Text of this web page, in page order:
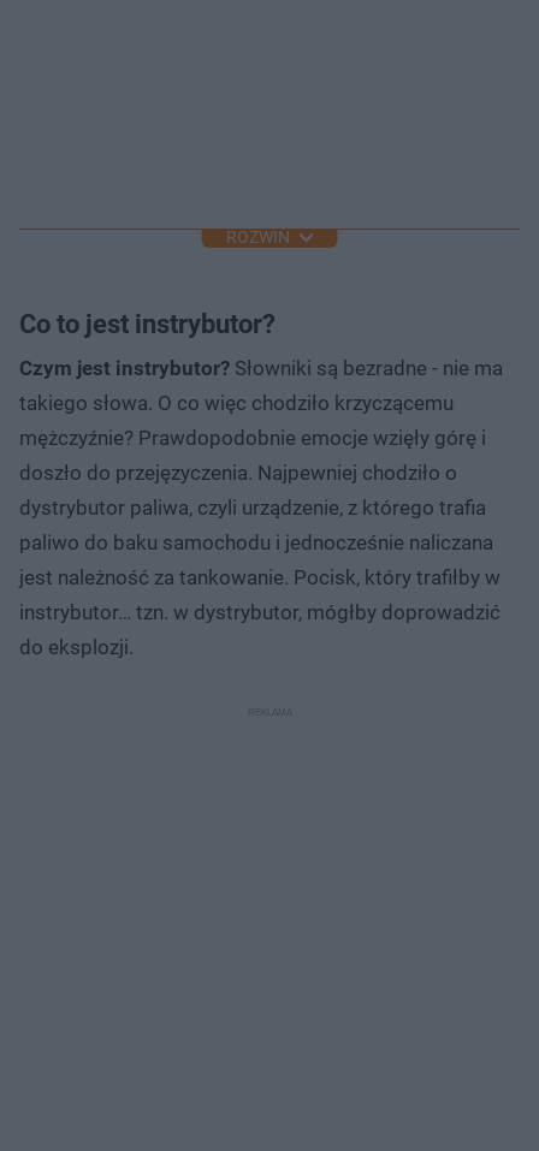
ROZWIŃ
Co to jest instrybutor?
Czym jest instrybutor? Słowniki są bezradne - nie ma
takiego słowa. O co więc chodziło krzyczącemu
mężczyźnie? Prawdopodobnie emocje wzięły górę i
doszło do przejęzyczenia. Najpewniej chodziło o
dystrybutor paliwa, czyli urządzenie, z którego trafia
paliwo do baku samochodu i jednocześnie naliczana
jest należność za tankowanie. Pocisk, który trafiłby w
instrybutor… tzn. w dystrybutor, mógłby doprowadzić
do eksplozji.